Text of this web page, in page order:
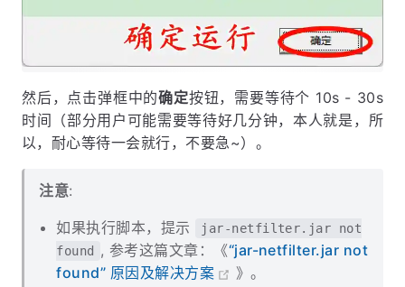
然后，点击弹框中的确定按钮，需要等待个 10s - 30s
时间（部分用户可能需要等待好几分钟，本人就是，所
以，耐心等待一会就行，不要急~）。
注意:
如果执行脚本，提示
jar-netfilter.jar not
found
, 参考这篇文章：《“jar-netfilter.jar not
found” 原因及解决方案
》。